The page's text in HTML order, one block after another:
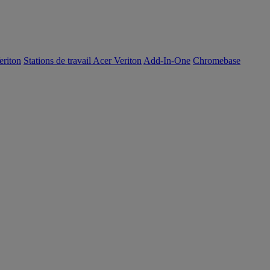
Stations de travail Acer Veriton Add-In-One Chromebase